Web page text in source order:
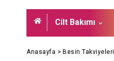
Cilt Bakımı
Anasayfa > Besin Takviyeleri